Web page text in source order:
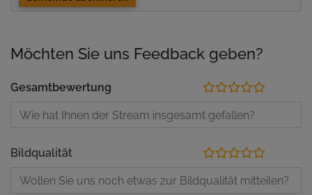
Möchten Sie uns Feedback geben?
Gesamtbewertung
Bildqualität